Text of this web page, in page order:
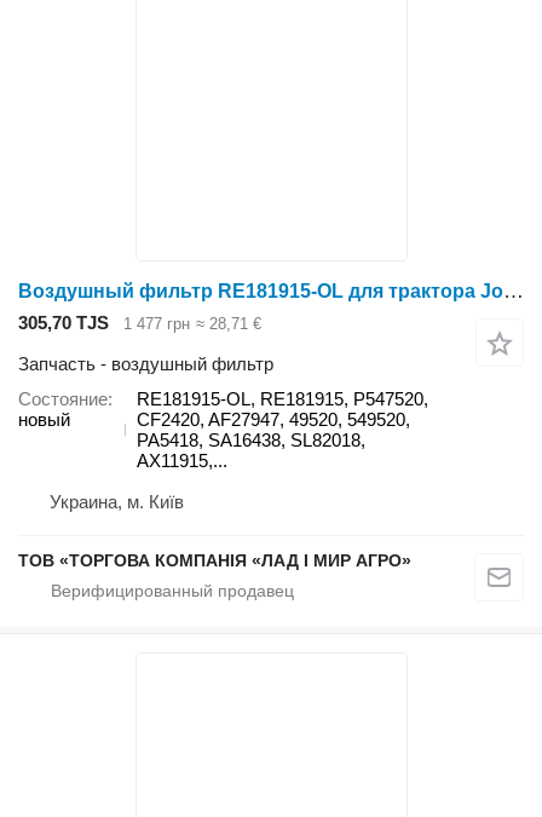
Воздушный фильтр RE181915-OL для трактора John Deere 7630, 7720, 7730, 7820, 7830, 7920, 7930
305,70 TJS 1 477 грн ≈ 28,71 €
Запчасть - воздушный фильтр
Состояние
новый
RE181915-OL, RE181915, P547520,
CF2420, AF27947, 49520, 549520,
PA5418, SA16438, SL82018,
AX11915,...
Украина, м. Київ
ТОВ «ТОРГОВА КОМПАНІЯ «ЛАД І МИР АГРО»